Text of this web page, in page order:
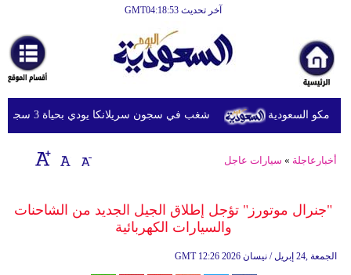
آخر تحديث GMT04:18:53
أخبارعاجلة
رياضة
ثقافة
إقتصاد
وموسيقى
شغب في سجون سريلانكا يودي بحياة 3 سجناء ويصيب 23 آخرين السعودية
أخبارعاجلة » سيارات عاجل
"جنرال موتورز" تؤجل إطلاق الجيل الجديد من الشاحنات
والسيارات الكهربائية
GMT 12:26 2026 الجمعة ,24 إبريل / نيسان